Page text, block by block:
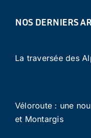
NOS DERNIERS
La traversée des
Véloroute : une
et Montargis